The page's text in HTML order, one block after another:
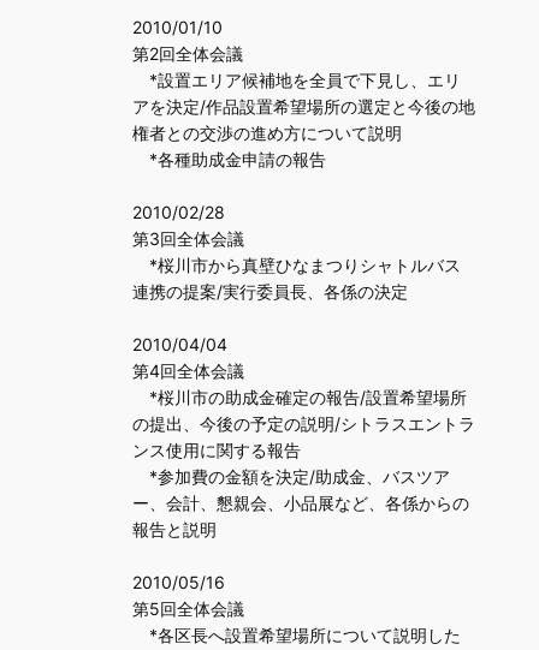
2010/01/10
第2回全体会議
*設置エリア候補地を全員で下見し、エリ
アを決定/作品設置希望場所の選定と今後の地
権者との交渉の進め方について説明
*各種助成金申請の報告
2010/02/28
第3回全体会議
*桜川市から真壁ひなまつりシャトルバス
連携の提案/実行委員長、各係の決定
2010/04/04
第4回全体会議
*桜川市の助成金確定の報告/設置希望場所
の提出、今後の予定の説明/シトラスエントラ
ンス使用に関する報告
*参加費の金額を決定/助成金、バスツア
ー、会計、懇親会、小品展など、各係からの
報告と説明
2010/05/16
第5回全体会議
*各区長へ設置希望場所について説明した